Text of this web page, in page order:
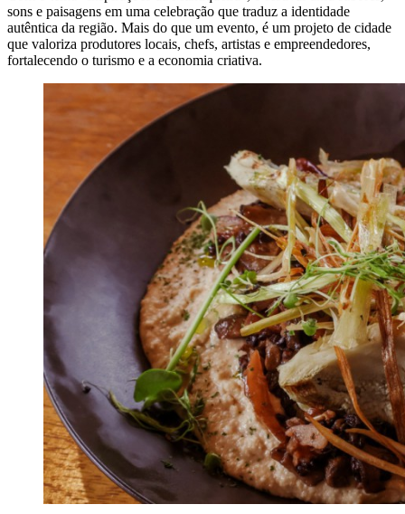
sons e paisagens em uma celebração que traduz a identidade
autêntica da região. Mais do que um evento, é um projeto de cidade
que valoriza produtores locais, chefs, artistas e empreendedores,
fortalecendo o turismo e a economia criativa.